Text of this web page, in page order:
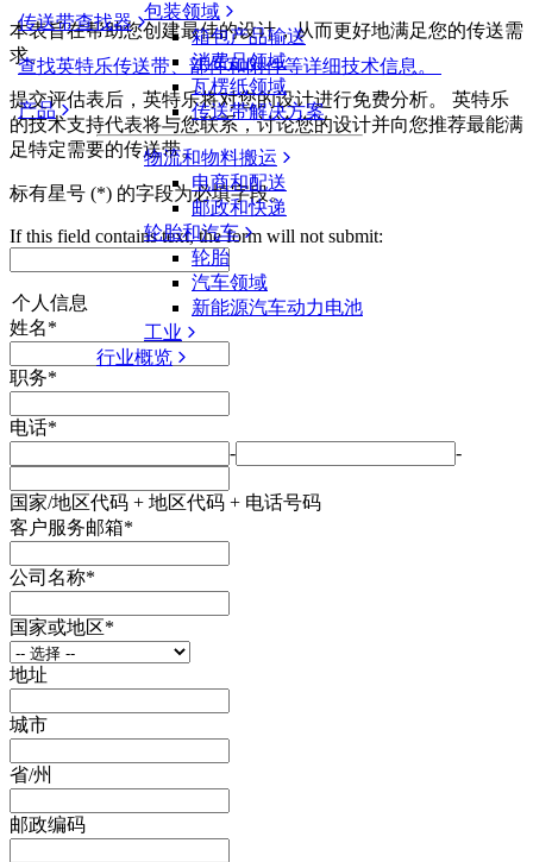
传送带查找器
查找英特乐传送带、部件和附件等详细技术信息。
产品
包装领域
箱包产品输送
消费品领域
瓦楞纸领域
传送带解决方案
物流和物料搬运
电商和配送
邮政和快递
轮胎和汽车
轮胎
汽车领域
新能源汽车动力电池
工业
行业概览
本表旨在帮助您创建最佳的设计，从而更好地满足您的传送需
求。
提交评估表后，英特乐将对您的设计进行免费分析。 英特乐
的技术支持代表将与您联系，讨论您的设计并向您推荐最能满
足特定需要的传送带。
标有星号 (*) 的字段为必填字段。
If this field contains text, the form will not submit:
个人信息
姓名*
职务*
电话*
-
-
国家/地区代码 + 地区代码 + 电话号码
客户服务邮箱*
公司名称*
国家或地区*
地址
城市
省/州
邮政编码